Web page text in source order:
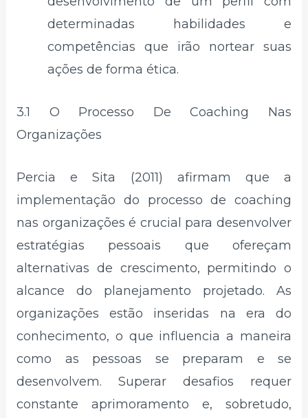
determinadas habilidades e
competências que irão nortear suas
ações de forma ética.
3.1 O Processo De Coaching Nas
Organizações
Percia e Sita (2011) afirmam que a
implementação do processo de coaching
nas organizações é crucial para desenvolver
estratégias pessoais que ofereçam
alternativas de crescimento, permitindo o
alcance do planejamento projetado. As
organizações estão inseridas na era do
conhecimento, o que influencia a maneira
como as pessoas se preparam e se
desenvolvem. Superar desafios requer
constante aprimoramento e, sobretudo,